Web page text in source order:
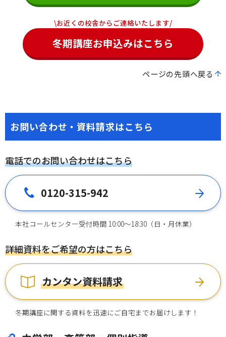
\お近くの校舎からご連絡いたします/
冬期講座お申込みはこちら
ページの先頭へ戻る
お問い合わせ・資料請求はこちら
電話でのお問い合わせはこちら
0120-315-942
本社コールセンター受付時間 10:00～18:30（日・月休業）
詳細資料をご希望の方はこちら
カンタン資料請求
冬期講座に関する資料を迅速にご自宅までお届けします！